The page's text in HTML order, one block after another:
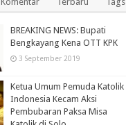
BREAKING NEWS: Bupati
Bengkayang Kena OTT KPK
3 September 2019
Ketua Umum Pemuda Katolik
Indonesia Kecam Aksi
Pembubaran Paksa Misa